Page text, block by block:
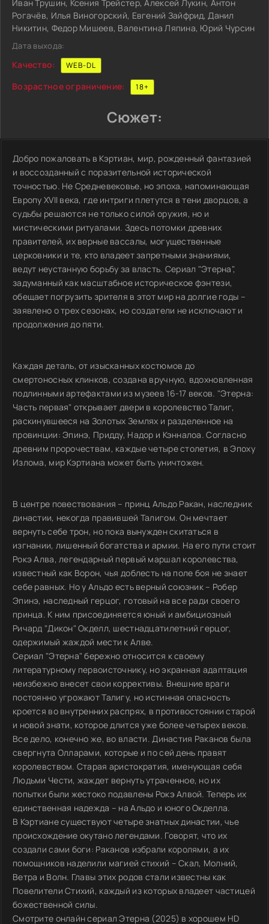
Иван Трушин, Ксения Трейстер, Алексей Лукин, Антон
Рогачёв, Илья Виногорский, Евгений Зайфрид, Данил
Никитин, Федор Мишеев, Валентина Ляпина, Юрий Чурсин
Дата выхода:
Качество: WEB-DL
Возрастное ограничение: 18+
Сюжет:
Добро пожаловать в Кэртиан, мир, рожденный фантазией
и воссозданный с поразительной исторической
точностью. Не Средневековье, но эпоха, напоминающая
Европу XVII века, где интриги плетутся в тени дворцов, а
судьбы решаются не только силой оружия, но и
мистическими ритуалами. Здесь потомки древних
правителей, их верные вассалы, могущественные
церковники и те, кто владеет запретными знаниями,
ведут неустанную борьбу за власть. Сериал "Этерна",
задуманный как масштабное историческое фэнтези,
обещает погрузить зрителя в этот мир на долгие годы –
заявлено о трех сезонах, но создатели не исключают и
продолжения до пяти.
Каждая деталь, от изысканных костюмов до
смертоносных клинков, создана вручную, вдохновленная
подлинными артефактами из музеев 16-17 веков. "Этерна:
Часть первая" открывает двери в королевство Талиг,
раскинувшееся на Золотых Землях и разделенное на
провинции: Эпинэ, Придду, Надор и Кэнналоа. Согласно
древним пророчествам, каждые четыре столетия, в Эпоху
Излома, мир Кэртиана может быть уничтожен.
В центре повествования – принц Альдо Ракан, наследник
династии, некогда правившей Талигом. Он мечтает
вернуть себе трон, но пока вынужден скитаться в
изгнании, лишенный богатства и армии. На его пути стоит
Рокэ Алва, легендарный первый маршал королевства,
известный как Ворон, чья доблесть на поле боя не знает
себе равных. Но у Альдо есть верный союзник – Робер
Эпинэ, наследный герцог, готовый на все ради своего
принца. К ним присоединяется юный и амбициозный
Ричард "Дикон" Окделл, шестнадцатилетний герцог,
одержимый жаждой мести к Алве.
Сериал "Этерна" бережно относится к своему
литературному первоисточнику, но экранная адаптация
неизбежно внесет свои коррективы. Внешние враги
постоянно угрожают Талигу, но истинная опасность
кроется во внутренних распрях, в противостоянии старой
и новой знати, которое длится уже более четырех веков.
Все дело, конечно же, во власти. Династия Раканов была
свергнута Олларами, которые и по сей день правят
королевством. Старая аристократия, именующая себя
Людьми Чести, жаждет вернуть утраченное, но их
попытки были жестоко подавлены Рокэ Алвой. Теперь их
единственная надежда – на Альдо и юного Окделла.
В Кэртиане существуют четыре знатных династии, чье
происхождение окутано легендами. Говорят, что их
создали сами боги: Раканов избрали королями, а их
помощников наделили магией стихий – Скал, Молний,
Ветра и Волн. Главы этих родов стали известны как
Повелители Стихий, каждый из которых владеет частицей
божественной силы.
Смотрите онлайн сериал Этерна (2025) в хорошем HD